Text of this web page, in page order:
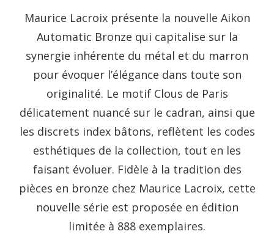
Maurice Lacroix présente la nouvelle Aikon
Automatic Bronze qui capitalise sur la
synergie inhérente du métal et du marron
pour évoquer l’élégance dans toute son
originalité. Le motif Clous de Paris
délicatement nuancé sur le cadran, ainsi que
les discrets index bâtons, reflètent les codes
esthétiques de la collection, tout en les
faisant évoluer. Fidèle à la tradition des
pièces en bronze chez Maurice Lacroix, cette
nouvelle série est proposée en édition
limitée à 888 exemplaires.